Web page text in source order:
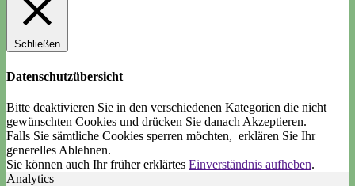
Schließen
Datenschutzübersicht
Bitte deaktivieren Sie in den verschiedenen Kategorien die nicht
gewünschten Cookies und drücken Sie danach Akzeptieren.
Falls Sie sämtliche Cookies sperren möchten, erklären Sie Ihr
generelles Ablehnen.
Sie können auch Ihr früher erklärtes Einverständnis aufheben.
Analytics